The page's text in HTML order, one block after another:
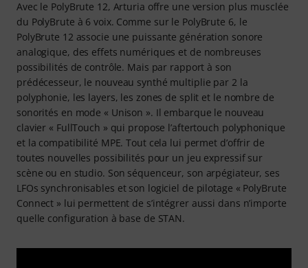
Avec le PolyBrute 12, Arturia offre une version plus musclée
du PolyBrute à 6 voix. Comme sur le PolyBrute 6, le
PolyBrute 12 associe une puissante génération sonore
analogique, des effets numériques et de nombreuses
possibilités de contrôle. Mais par rapport à son
prédécesseur, le nouveau synthé multiplie par 2 la
polyphonie, les layers, les zones de split et le nombre de
sonorités en mode « Unison ». Il embarque le nouveau
clavier « FullTouch » qui propose l’aftertouch polyphonique
et la compatibilité MPE. Tout cela lui permet d’offrir de
toutes nouvelles possibilités pour un jeu expressif sur
scène ou en studio. Son séquenceur, son arpégiateur, ses
LFOs synchronisables et son logiciel de pilotage « PolyBrute
Connect » lui permettent de s’intégrer aussi dans n’importe
quelle configuration à base de STAN.